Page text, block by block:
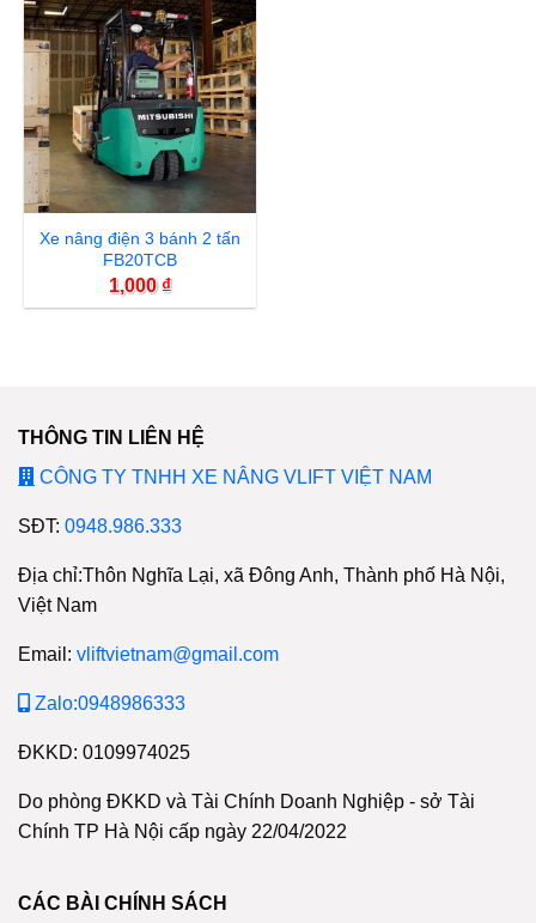
Xe nâng điện 3 bánh 2 tấn
FB20TCB
1,000 ₫
THÔNG TIN LIÊN HỆ
CÔNG TY TNHH XE NÂNG VLIFT VIỆT NAM
SĐT: 0948.986.333
Địa chỉ:Thôn Nghĩa Lại, xã Đông Anh, Thành phố Hà Nội,
Việt Nam
Email: vliftvietnam@gmail.com
Zalo:0948986333
ĐKKD: 0109974025
Do phòng ĐKKD và Tài Chính Doanh Nghiệp - sở Tài
Chính TP Hà Nội cấp ngày 22/04/2022
CÁC BÀI CHÍNH SÁCH